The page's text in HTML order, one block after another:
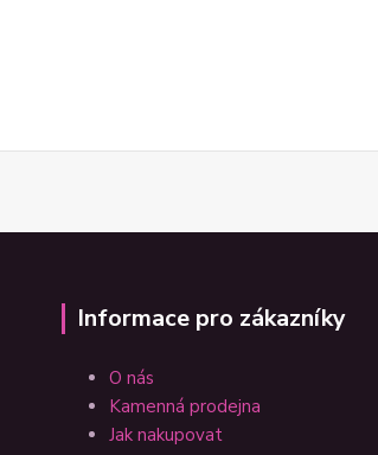
Informace pro zákazníky
O nás
Kamenná prodejna
Jak nakupovat